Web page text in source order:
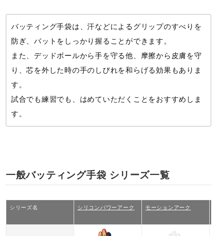
用途
バッティング用
2025年春夏
バッティング手袋は、汗などによるグリップのすべりを
防ぎ、バットをしっかり握ることができます。
また、デッドボールから手を守る他、摩擦から皮膚を守
り、芯を外した時の手のしびれを和らげる効果もありま
す。
試合でも練習でも、はめていただくことをおすすめしま
す。
一般バッティング手袋 シリーズ一覧
シリーズ名 シリコンパワーアーク モーションアーク